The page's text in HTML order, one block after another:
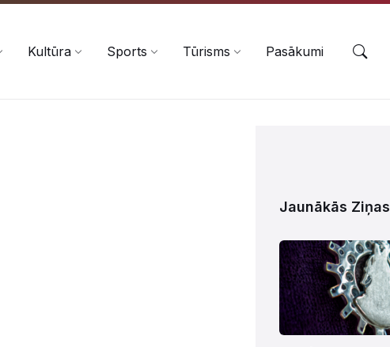
Kultūra Sports Tūrisms Pasākumi
Jaunākās Ziņas